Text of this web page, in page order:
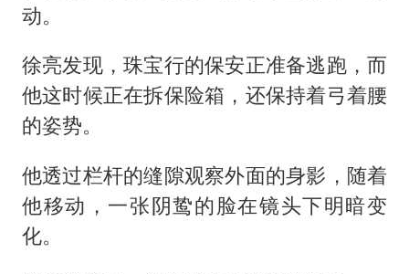
动。
徐亮发现，珠宝行的保安正准备逃跑，而
他这时候正在拆保险箱，还保持着弓着腰
的姿势。
他透过栏杆的缝隙观察外面的身影，随着
他移动，一张阴鸷的脸在镜头下明暗变
化。